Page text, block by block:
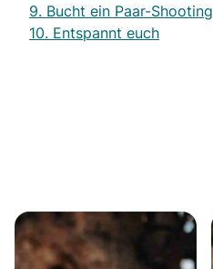
9. Bucht ein Paar-Shooting
10. Entspannt euch